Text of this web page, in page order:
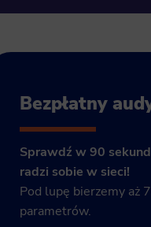
i certyfikaty
Bezpłatny
Sprawdź w 90
radzi sobie w sieci!
Pod lupę bierzemy aż
parametrów.